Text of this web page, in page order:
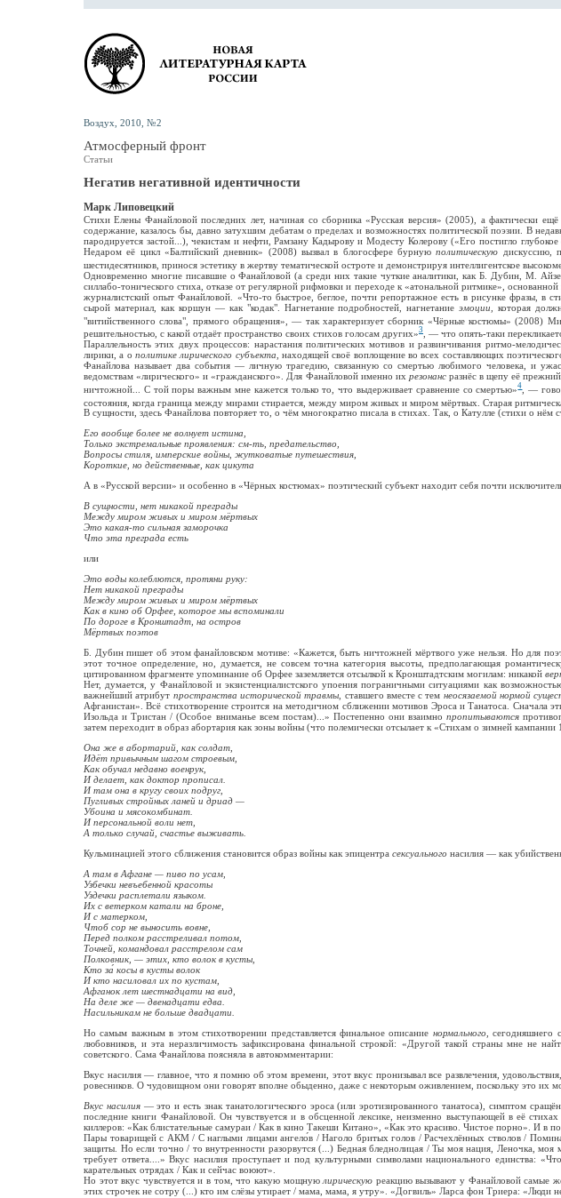
Воздух, 2010, №2
Атмосферный фронт
Статьи
Негатив негативной идентичности
Марк Липовецкий
Стихи Елены Фанайловой последних лет, начиная со сборника «Русская версия» (2005), а фактически
содержание, казалось бы, давно затухшим дебатам о пределах и возможностях политической поэзии. В
пародируется застой...), чекистам и нефти, Рамзану Кадырову и Модесту Колерову («Его постигло
Недаром её цикл «Балтийский дневник» (2008) вызвал в блогосфере бурнуюполитическую дискуссию,
шестидесятников, принося эстетику в жертву тематической остроте и демонстрируя интеллигентское
Одновременно многие писавшие о Фанайловой (а среди них такие чуткие аналитики, как Б. Дубин, М.
силлабо-тонического стиха, отказе от регулярной рифмовки и переходе к «атональной ритмике»,
журналистский опыт Фанайловой. «Что-то быстрое, беглое, почти репортажное есть в рисунке фразы, в
сырой материал, как коршун — как "кодак". Нагнетание подробностей, нагнетание эмоции,
которая
"витийственного слова", прямого обращения», — так характеризует сборник «Чёрные костюмы» (2008)
решительностью, с какой отдаёт пространство своих стихов голосам других»3
, — что опять-таки
Параллельность этих двух процессов: нарастания политических мотивов и развинчивания ритмо-
лирики, а о политике лирического субъекта , находящей своё воплощение во всех составляющих
Фанайлова называет два события — личную трагедию, связанную со смертью любимого человека, и
ведомствам «лирического» и «гражданского». Для Фанайловой именно их резонансразнёс в щепу её прежний
ничтожной... С той поры важным мне кажется только то, что выдерживает сравнение со смертью»4, —
состояния, когда граница между мирами стирается, между миром живых и миром мёртвых. Старая
В сущности, здесь Фанайлова повторяет то, о чём многократно писала в стихах. Так, о Катулле (стихи о нём
Его вообще более не волнует истина,
Только экстремальные проявления: см-ть, предательство,
Вопросы стиля, имперские войны, жутковатые путешествия,
Короткие, но действенные, как цикута
А в «Русской версии» и особенно в «Чёрных костюмах» поэтический субъект находит себя почти
В сущности, нет никакой преграды
Между миром живых и миром мёртвых
Это какая-то сильная заморочка
Что эта преграда есть
или
Это воды колеблются, протяни руку:
Нет никакой преграды
Между миром живых и миром мёртвых
Как в кино об Орфее, которое мы вспоминали
По дороге в Кронштадт, на остров
Мёртвых поэтов
Б. Дубин пишет об этом фанайловском мотиве: «Кажется, быть ничтожней мёртвого уже нельзя. Но для
этот точное определение, но, думается, не совсем точна категория высоты, предполагающая
цитированном фрагменте упоминание об Орфее заземляется отсылкой к Кронштадтским могилам: никакой
Нет, думается, у Фанайловой и экзистенциалистского упоения пограничными ситуациями как
важнейший атрибут пространства исторической травмы , ставшего вместе с тем неосязаемой нормой
Афганистан». Всё стихотворение строится на методичном сближении мотивов Эроса и Танатоса. Сначала
Изольда и Тристан / (Особое вниманье всем постам)...» Постепенно они взаимнопропитываются
затем переходит в образ абортария как зоны войны (что полемически отсылает к «Стихам о зимней
Она же в абортарий, как солдат,
Идёт привычным шагом строевым,
Как обучал недавно военрук,
И делает, как доктор прописал.
И там она в кругу своих подруг,
Пугливых стройных ланей и дриад —
Убоина и мясокомбинат.
И персональной воли нет,
А только случай, счастье выживать.
Кульминацией этого сближения становится образ войны как эпицентра сексуального насилия — как
А там в Афгане — пиво по усам,
Узбечки невъебенной красоты
Уздечки расплетали языком.
Их с ветерком катали на броне,
И с матерком,
Чтоб сор не выносить вовне,
Перед полком расстреливал потом,
Точней, командовал расстрелом сам
Полковник, — этих, кто волок в кусты,
Кто за́ косы в кусты волок
И кто насиловал их по кустам,
Афганок лет шестнадцати на вид,
На деле же — двенадцати едва.
Насильникам не больше двадцати.
Но самым важным в этом стихотворении представляется финальное описание нормального,сегодняшнего
любовников, и эта неразличимость зафиксирована финальной строкой: «Другой такой страны мне не
советского. Сама Фанайлова поясняла в автокомментарии:
Вкус насилия — главное, что я помню об этом времени, этот вкус пронизывал все развлечения,
ровесников. О чудовищном они говорят вполне обыденно, даже с некоторым оживлением, поскольку это их
Вкус насилия— это и есть знак танатологического эроса (или эротизированного танатоса), симптом
последние книги Фанайловой. Он чувствуется и в обсценной лексике, неизменно выступающей в её
киллеров: «Как блистательные самураи / Как в кино Такеши Китано», «Как это красиво. Чистое порно». И
Пары товарищей с АКМ / С наглыми лицами ангело́в / Наголо бритых голов / Расчехлённых стволов /
защиты. Но если точно / то внутренности разорвутся (...) Бедная бледнолицая / Ты моя нация, Леночка,
требует ответа....» Вкус насилия проступает и под культурными символами национального
карательных отрядах / Как и сейчас воюют».
Но этот вкус чувствуется и в том, что какую мощнуюлирическую реакцию вызывают у Фанайловой самые
этих строчек не сотру (...) кто им слёзы утирает / мама, мама, я утру». «Догвиль» Ларса фон Триера: